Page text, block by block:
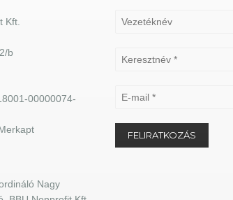
Kft.
b
00000074-
Nagy